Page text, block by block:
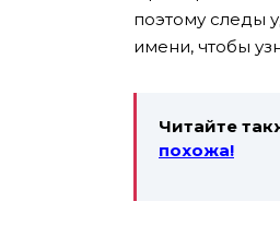
поэтому следы
имени, чтобы
Читайте
похожа!